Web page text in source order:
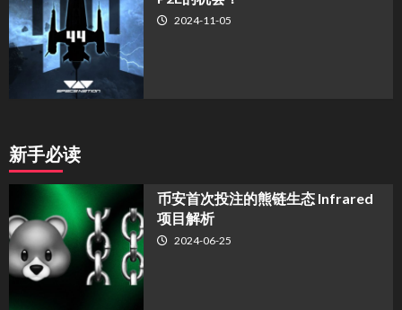
2024-11-05
新手必读
币安首次投注的熊链生态 Infrared
项目解析
2024-06-25